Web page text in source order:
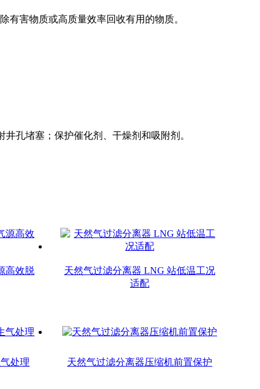
害物质或高质量效率回收有用的物质。
孔堵塞；保护催化剂、干燥剂和吸附剂。
高效脱
天然气过滤分离器 LNG 站低温工况
适配
处理 天然气过滤分离器压缩机前置保护